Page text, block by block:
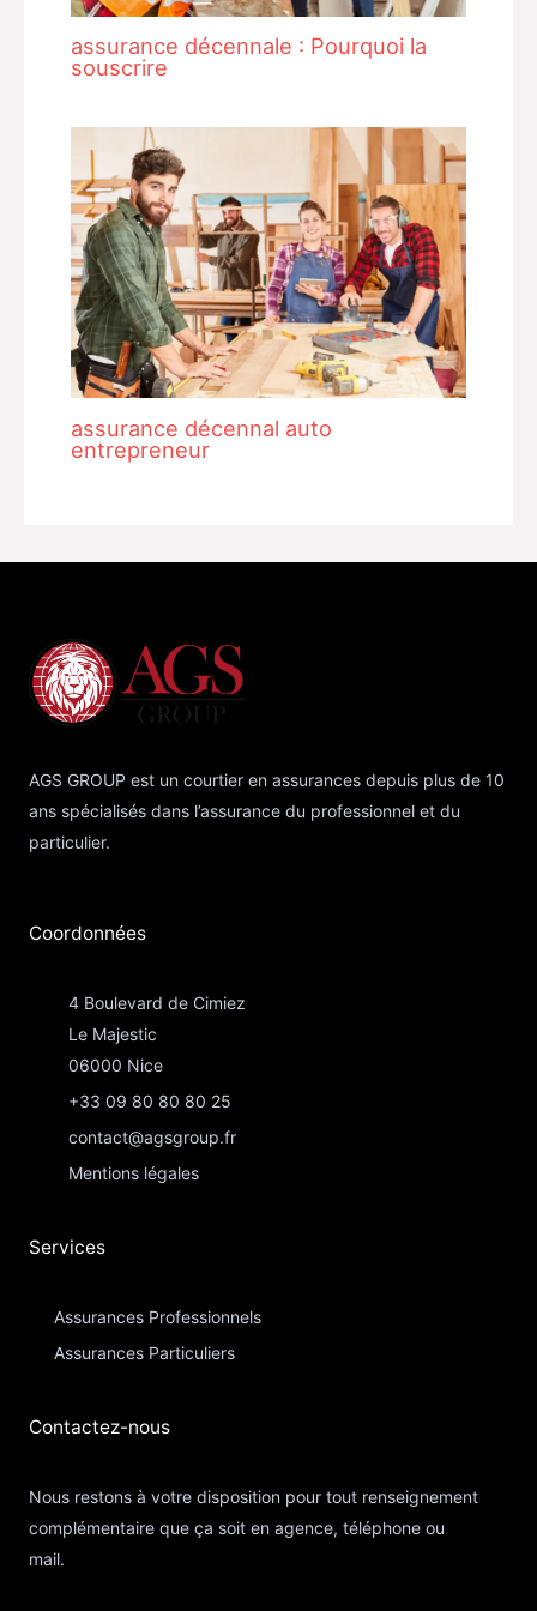
assurance décennale : Pourquoi la
souscrire
assurance décennal auto
entrepreneur
AGS GROUP est un courtier en assurances depuis plus de 10
ans spécialisés dans l’assurance du professionnel et du
particulier.
Coordonnées​
4 Boulevard de Cimiez
Le Majestic
06000 Nice
+33 09 80 80 80 25
contact@agsgroup.fr
Mentions légales
Services
Assurances Professionnels
Assurances Particuliers​
Contactez-nous​
Nous restons à votre disposition pour tout renseignement
complémentaire que ça soit en agence, téléphone ou
mail.